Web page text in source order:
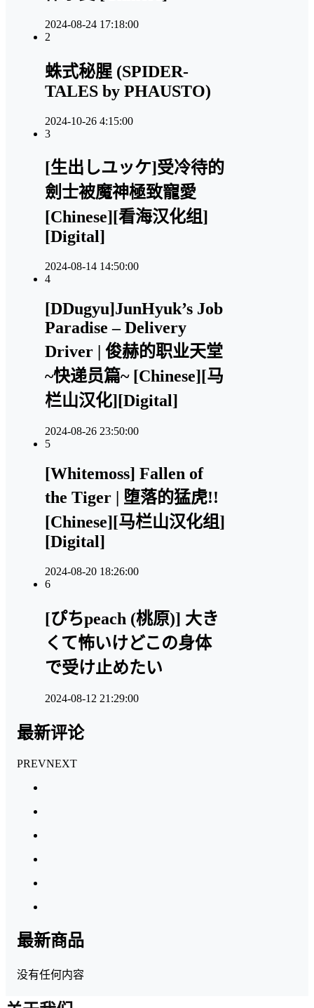
2024-08-24 17:18:00
2
蛛式秘腥 (SPIDER-
TALES by PHAUSTO)
2024-10-26 4:15:00
3
[生出しユッケ]受冷待的
劍士被魔神極致寵愛
[Chinese][看海汉化组]
[Digital]
2024-08-14 14:50:00
4
[DDugyu]JunHyuk’s Job
Paradise – Delivery
Driver | 俊赫的职业天堂
~快递员篇~ [Chinese][马
栏山汉化][Digital]
2024-08-26 23:50:00
5
[Whitemoss] Fallen of
the Tiger | 堕落的猛虎!!
[Chinese][马栏山汉化组]
[Digital]
2024-08-20 18:26:00
6
[ぴちpeach (桃原)] 大き
くて怖いけどこの身体
で受け止めたい
2024-08-12 21:29:00
最新评论
PREVNEXT
最新商品
没有任何内容